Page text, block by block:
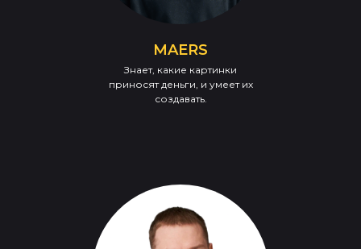
MAERS
Знает, какие картинки
приносят деньги, и умеет их
создавать.